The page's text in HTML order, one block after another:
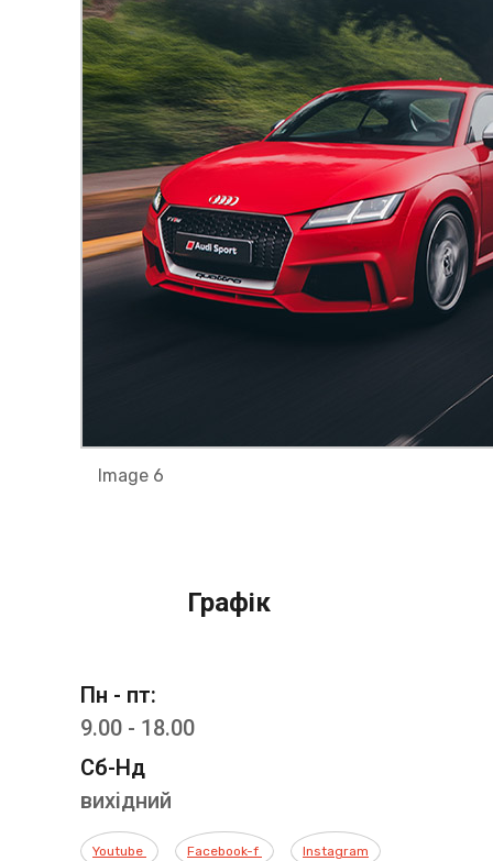
Image 6
Графік
Пн - пт:
9.00 - 18.00
Сб-Нд
вихідний
Youtube Facebook-f Instagram